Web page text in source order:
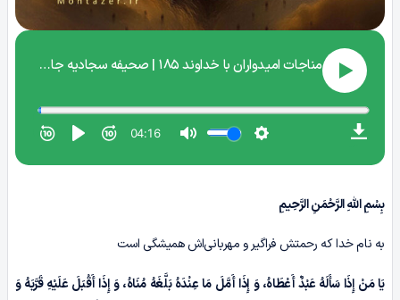
بِسْمِ اللهِ الرَّحْمَنِ الرَّحِیمِ
به نام خدا که رحمتش فراگیر و مهربانی‌اش همیشگی است
یَا مَنْ إِذَا سَأَلَهُ عَبْدٌ أَعْطَاهُ، وَ إِذَا أَمَّلَ مَا عِنْدَهُ بَلَّغَهُ مُنَاهُ، وَ إِذَا أَقْبَلَ عَلَیْهِ قَرَّبَهُ وَ